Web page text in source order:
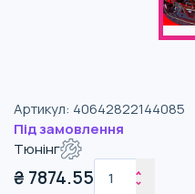
Артикул: 40642822144085
Під замовлення
Тюнінг
₴ 7874.55